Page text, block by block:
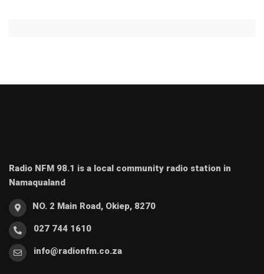
Radio NFM 98.1 is a local community radio station in
Namaqualand
NO. 2 Main Road, Okiep, 8270
027 744 1610
info@radionfm.co.za